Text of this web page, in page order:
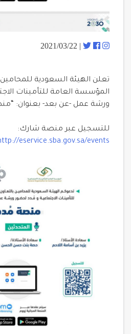
| 2021/03/22
تعلن الهيئة السعودية للمحامين
المؤسسة العامة للتأمينات
ورشة عمل -عن بعد- بعنوان:
للتسجيل عبر منصة شارك:
http://eservice.sba.gov.sa/events